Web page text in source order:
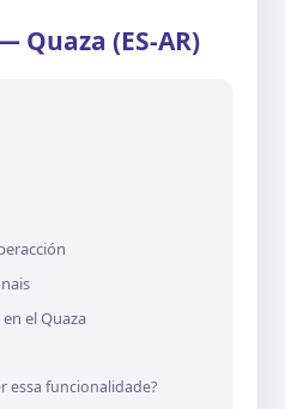
Quaza (ES-AR)
el Quaza
essa funcionalidade?